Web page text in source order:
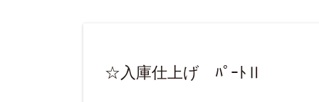
☆入庫仕上げ ﾊﾟｰﾄⅡ